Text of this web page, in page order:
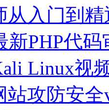
从入门到
新PHP代
Linux视
站攻防安